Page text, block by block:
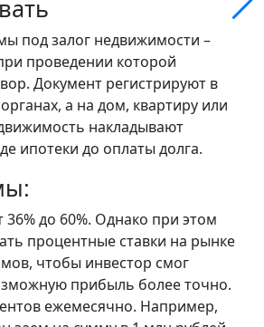
под залог недвижимости –
проведении которой
Документ регистрируют в
а на дом, квартиру или
накладывают
ипотеки до оплаты долга.
36% до 60%. Однако при этом
процентные ставки на рынке
чтобы инвестор смог
прибыль более точно.
ежемесячно. Например,